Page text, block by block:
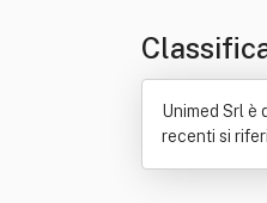
Unimed Srl è
recenti si